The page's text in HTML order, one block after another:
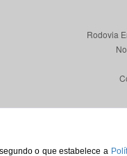
o que estabelece a
Rodovia